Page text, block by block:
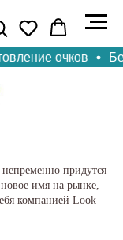
очков
придутся
имя на рынке,
компанией Look